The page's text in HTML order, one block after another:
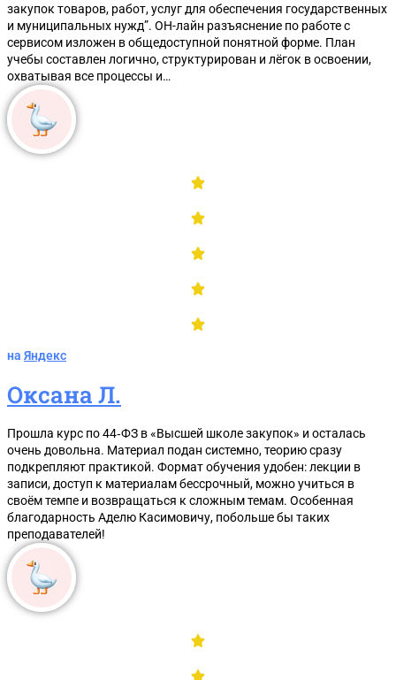
закупок товаров, работ, услуг для обеспечения государственных
и муниципальных нужд”. ОН-лайн разъяснение по работе с
сервисом изложен в общедоступной понятной форме. План
учебы составлен логично, структурирован и лёгок в освоении,
охватывая все процессы и…
на Яндекс
Оксана Л.
Прошла курс по 44‑ФЗ в «Высшей школе закупок» и осталась
очень довольна. Материал подан системно, теорию сразу
подкрепляют практикой. Формат обучения удобен: лекции в
записи, доступ к материалам бессрочный, можно учиться в
своём темпе и возвращаться к сложным темам. Особенная
благодарность Аделю Касимовичу, побольше бы таких
преподавателей!
Изменения в госзакупках 2025-2026